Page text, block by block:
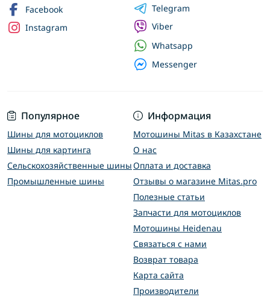
Популярное
Шины для мотоциклов
Шины для картинга
Сельскохозяйственные шины
Промышленные шины
Информация
Мотошины Mitas в Казахстане
О нас
Оплата и доставка
Отзывы о магазине Mitas.pro
Полезные статьи
Запчасти для мотоциклов
Мотошины Heidenau
Связаться с нами
Возврат товара
Карта сайта
Производители
Facebook
Instagram
Telegram
Viber
Whatsapp
Messenger